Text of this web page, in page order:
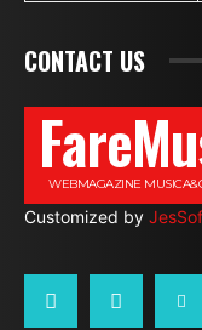
CONTACT US
WEBMAGAZINE
Customized by